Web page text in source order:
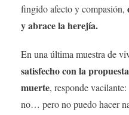
fingido afecto y compasión,
y abrace la herejía.
En una última muestra de
satisfecho con la
muerte, responde
no… pero no puedo hacer